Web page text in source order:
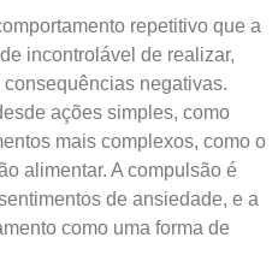
repetitivo que a
incontrolável de realizar,
negativas.
ações simples, como
mais complexos, como o
alimentar. A compulsão é
de ansiedade, e a
como uma forma de